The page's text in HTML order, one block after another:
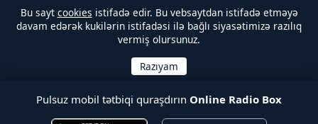
Bu sayt cookies istifadə edir. Bu vebsaytdan istifadə etməyə
davam edərək kukilərin istifadəsi ilə bağlı siyasətimizə razılıq
vermiş olursunuz.
Pulsuz mobil tətbiqi quraşdırın Online Radio Box